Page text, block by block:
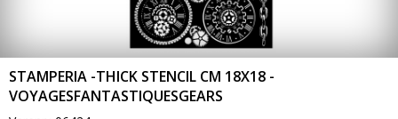
STAMPERIA -THICK STENCIL CM 18X18 -
VOYAGESFANTASTIQUESGEARS